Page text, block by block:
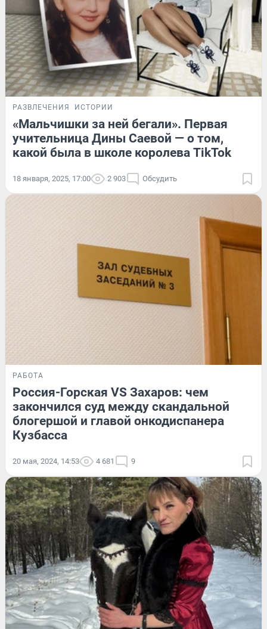
РАЗВЛЕЧЕНИЯ ИСТОРИИ
«Мальчишки за ней бегали». Первая
учительница Дины Саевой — о том,
какой была в школе королева TikTok
18 января, 2025, 17:00 2 903 Обсудить
РАБОТА
Россия-Горская VS Захаров: чем
закончился суд между скандальной
блогершой и главой онкодиспанера
Кузбасса
20 мая, 2024, 14:53 4 681 9